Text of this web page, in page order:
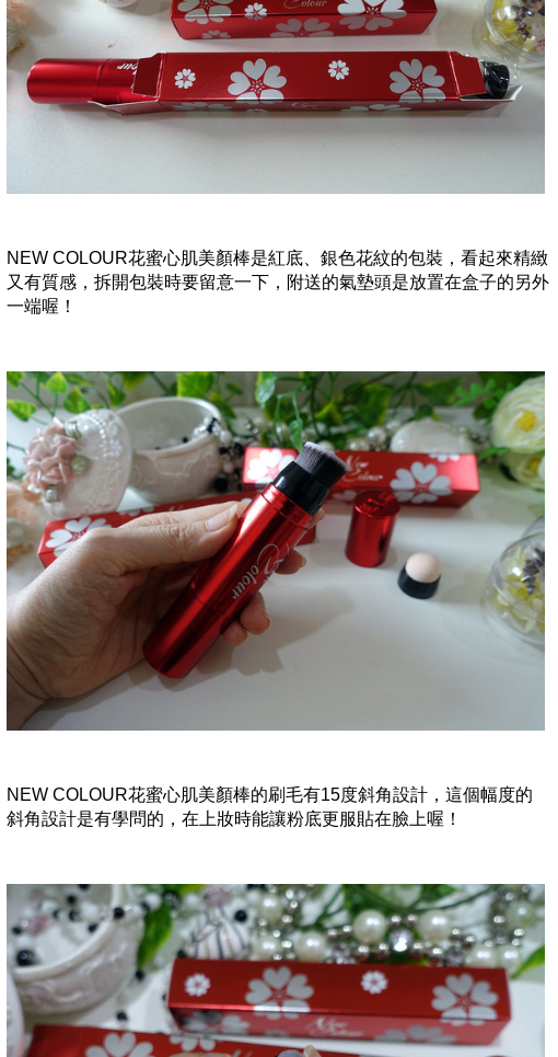
NEW COLOUR花蜜心肌美顏棒是紅底、銀色花紋的包裝，看起來精緻
又有質感，拆開包裝時要留意一下，附送的氣墊頭是放置在盒子的另外
一端喔！
NEW COLOUR花蜜心肌美顏棒的刷毛有15度斜角設計，這個幅度的
斜角設計是有學問的，在上妝時能讓粉底更服貼在臉上喔！